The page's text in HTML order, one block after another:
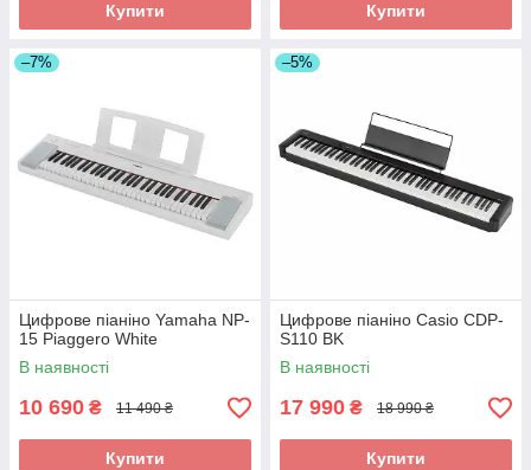
Купити Купити
–7%
Цифрове піаніно Yamaha NP-
15 Piaggero White
В наявності
10 690 ₴ 11 490 ₴
Купити
–5%
Цифрове піаніно Casio CDP-
S110 BK
В наявності
17 990 ₴ 18 990 ₴
Купити